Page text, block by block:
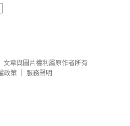
文章與圖片權利屬原作者所有
政策
服務聲明